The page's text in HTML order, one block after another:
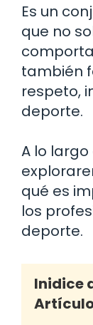
Es un
que no
también
respeto,
deporte.
A lo
qué es
los
deporte.
Inidice